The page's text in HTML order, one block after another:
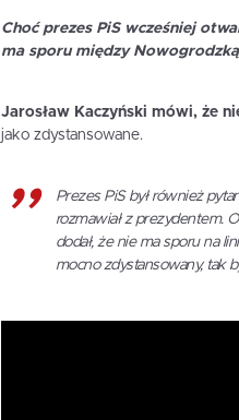
Choć prezes PiS wcześniej
ma sporu między Nowogrodzką
Jarosław Kaczyński mówi, że
jako zdystansowane.
Prezes PiS był również
rozmawiał z prezydentem.
dodał, że nie ma sporu na
mocno zdystansowany, tak